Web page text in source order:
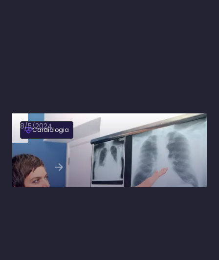
Cardiologia
8/5/2024
Hipertensão pulmonar: tipos, causas, sintomas
e tratamento
Ler artigo